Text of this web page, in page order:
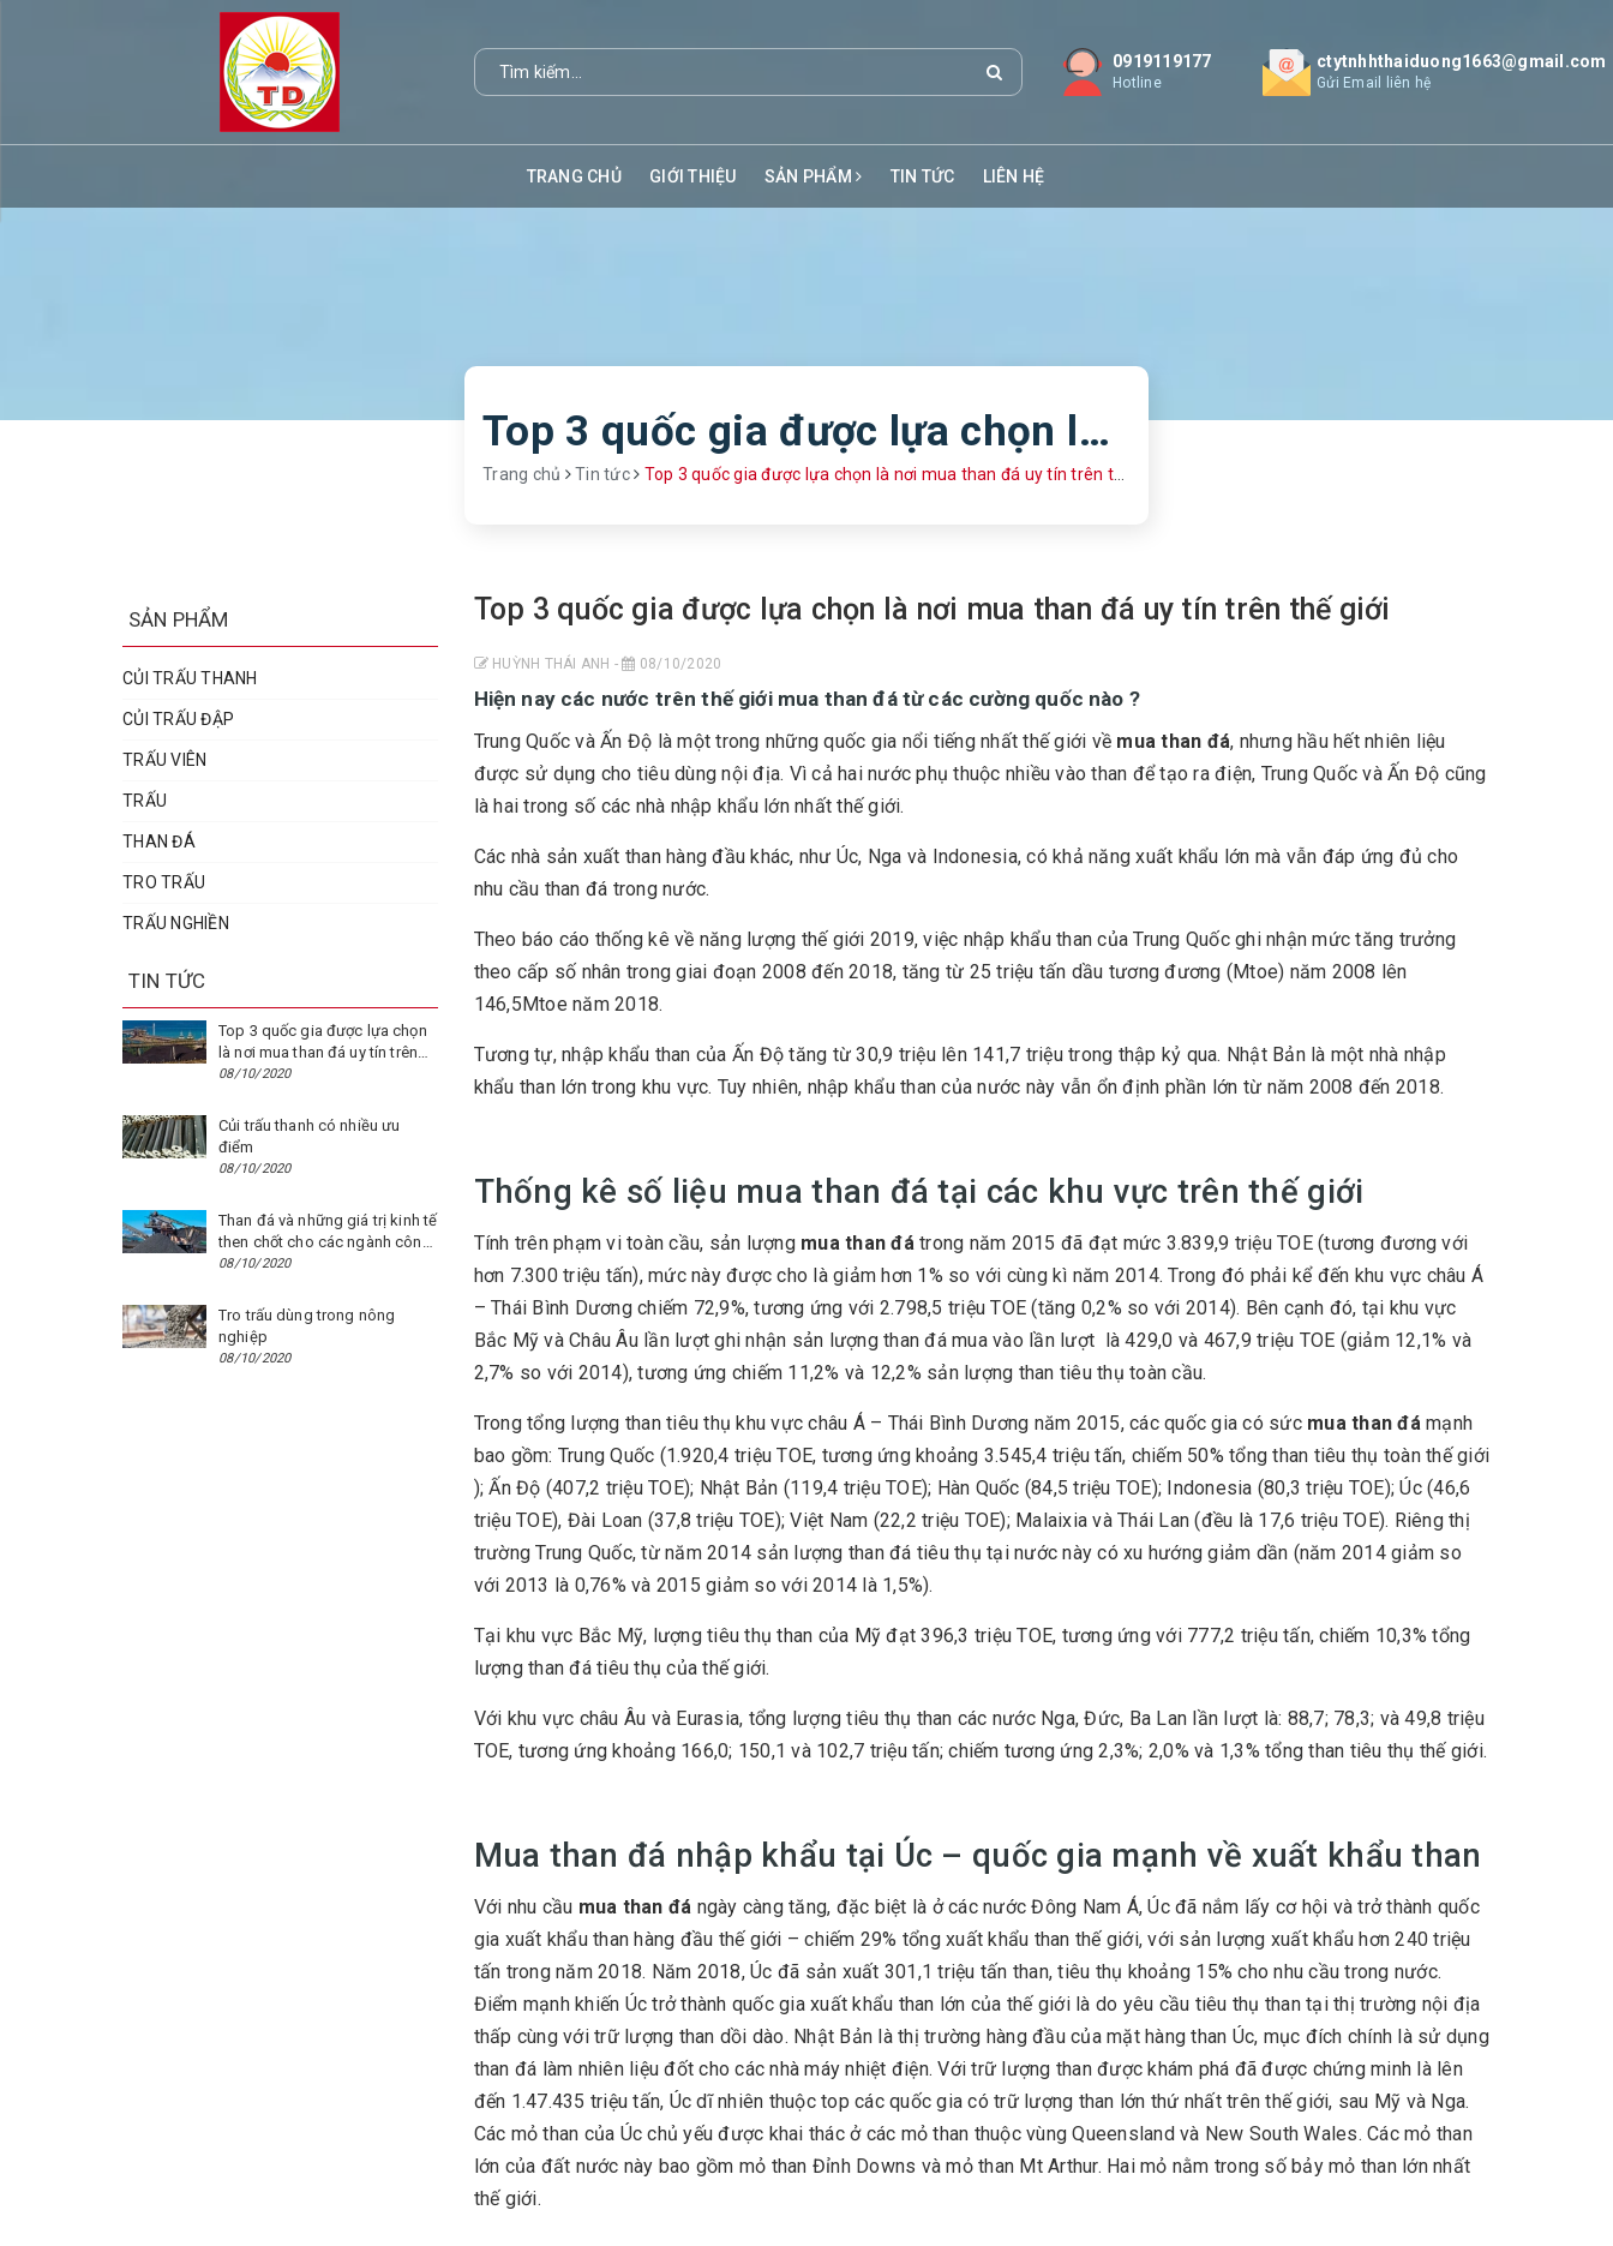
0919119177
Hotline
ctytnhhthaiduong1663@gmail.com
Gửi Email liên hệ
TRANG CHỦ GIỚI THIỆU SẢN PHẨM TIN TỨC LIÊN HỆ
Top 3 quốc gia được lựa chọn là nơi mua than đá uy tín trên thế giới
Trang chủ Tin tức Top 3 quốc gia được lựa chọn là nơi mua than đá uy tín trên thế giới
Top 3 quốc gia được lựa chọn là nơi mua than đá uy tín trên thế giới
HUỲNH THÁI ANH - 08/10/2020
Hiện nay các nước trên thế giới mua than đá từ các cường quốc nào ?
Trung Quốc và Ấn Độ là một trong những quốc gia nổi tiếng nhất thế giới về mua than đá, nhưng hầu hết nhiên liệu
được sử dụng cho tiêu dùng nội địa. Vì cả hai nước phụ thuộc nhiều vào than để tạo ra điện, Trung Quốc và Ấn Độ cũng
là hai trong số các nhà nhập khẩu lớn nhất thế giới.
Các nhà sản xuất than hàng đầu khác, như Úc, Nga và Indonesia, có khả năng xuất khẩu lớn mà vẫn đáp ứng đủ cho
nhu cầu than đá trong nước.
Theo báo cáo thống kê về năng lượng thế giới 2019, việc nhập khẩu than của Trung Quốc ghi nhận mức tăng trưởng
theo cấp số nhân trong giai đoạn 2008 đến 2018, tăng từ 25 triệu tấn dầu tương đương (Mtoe) năm 2008 lên
146,5Mtoe năm 2018.
Tương tự, nhập khẩu than của Ấn Độ tăng từ 30,9 triệu lên 141,7 triệu trong thập kỷ qua. Nhật Bản là một nhà nhập
khẩu than lớn trong khu vực. Tuy nhiên, nhập khẩu than của nước này vẫn ổn định phần lớn từ năm 2008 đến 2018.
Thống kê số liệu mua than đá tại các khu vực trên thế giới
Tính trên phạm vi toàn cầu, sản lượng mua than đátrong năm 2015 đã đạt mức 3.839,9 triệu TOE (tương đương với
hơn 7.300 triệu tấn), mức này được cho là giảm hơn 1% so với cùng kì năm 2014. Trong đó phải kể đến khu vực châu Á
– Thái Bình Dương chiếm 72,9%, tương ứng với 2.798,5 triệu TOE (tăng 0,2% so với 2014). Bên cạnh đó, tại khu vực
Bắc Mỹ và Châu Âu lần lượt ghi nhận sản lượng than đá mua vào lần lượt là 429,0 và 467,9 triệu TOE (giảm 12,1% và
2,7% so với 2014), tương ứng chiếm 11,2% và 12,2% sản lượng than tiêu thụ toàn cầu.
Trong tổng lượng than tiêu thụ khu vực châu Á – Thái Bình Dương năm 2015, các quốc gia có sức mua than đámạnh
bao gồm: Trung Quốc (1.920,4 triệu TOE, tương ứng khoảng 3.545,4 triệu tấn, chiếm 50% tổng than tiêu thụ toàn thế giới
); Ấn Độ (407,2 triệu TOE); Nhật Bản (119,4 triệu TOE); Hàn Quốc (84,5 triệu TOE); Indonesia (80,3 triệu TOE); Úc (46,6
triệu TOE), Đài Loan (37,8 triệu TOE); Việt Nam (22,2 triệu TOE); Malaixia và Thái Lan (đều là 17,6 triệu TOE). Riêng thị
trường Trung Quốc, từ năm 2014 sản lượng than đá tiêu thụ tại nước này có xu hướng giảm dần (năm 2014 giảm so
với 2013 là 0,76% và 2015 giảm so với 2014 là 1,5%).
Tại khu vực Bắc Mỹ, lượng tiêu thụ than của Mỹ đạt 396,3 triệu TOE, tương ứng với 777,2 triệu tấn, chiếm 10,3% tổng
lượng than đá tiêu thụ của thế giới.
Với khu vực châu Âu và Eurasia, tổng lượng tiêu thụ than các nước Nga, Đức, Ba Lan lần lượt là: 88,7; 78,3; và 49,8 triệu
TOE, tương ứng khoảng 166,0; 150,1 và 102,7 triệu tấn; chiếm tương ứng 2,3%; 2,0% và 1,3% tổng than tiêu thụ thế giới.
Mua than đá nhập khẩu tại Úc – quốc gia mạnh về xuất khẩu than
Với nhu cầu mua than đá ngày càng tăng, đặc biệt là ở các nước Đông Nam Á, Úc đã nắm lấy cơ hội và trở thành quốc
gia xuất khẩu than hàng đầu thế giới – chiếm 29% tổng xuất khẩu than thế giới, với sản lượng xuất khẩu hơn 240 triệu
tấn trong năm 2018. Năm 2018, Úc đã sản xuất 301,1 triệu tấn than, tiêu thụ khoảng 15% cho nhu cầu trong nước.
Điểm mạnh khiến Úc trở thành quốc gia xuất khẩu than lớn của thế giới là do yêu cầu tiêu thụ than tại thị trường nội địa
thấp cùng với trữ lượng than dồi dào. Nhật Bản là thị trường hàng đầu của mặt hàng than Úc, mục đích chính là sử dụng
than đá làm nhiên liệu đốt cho các nhà máy nhiệt điện. Với trữ lượng than được khám phá đã được chứng minh là lên
đến 1.47.435 triệu tấn, Úc dĩ nhiên thuộc top các quốc gia có trữ lượng than lớn thứ nhất trên thế giới, sau Mỹ và Nga.
Các mỏ than của Úc chủ yếu được khai thác ở các mỏ than thuộc vùng Queensland và New South Wales. Các mỏ than
lớn của đất nước này bao gồm mỏ than Đỉnh Downs và mỏ than Mt Arthur. Hai mỏ nằm trong số bảy mỏ than lớn nhất
thế giới.
SẢN PHẨM
CỦI TRẤU THANH
CỦI TRẤU ĐẬP
TRẤU VIÊN
TRẤU
THAN ĐÁ
TRO TRẤU
TRẤU NGHIỀN
TIN TỨC
Top 3 quốc gia được lựa chọn
là nơi mua than đá uy tín trên
thế giới
08/10/2020
Củi trấu thanh có nhiều ưu
điểm
08/10/2020
Than đá và những giá trị kinh tế
then chốt cho các ngành công
nghiệp
08/10/2020
Tro trấu dùng trong nông
nghiệp
08/10/2020